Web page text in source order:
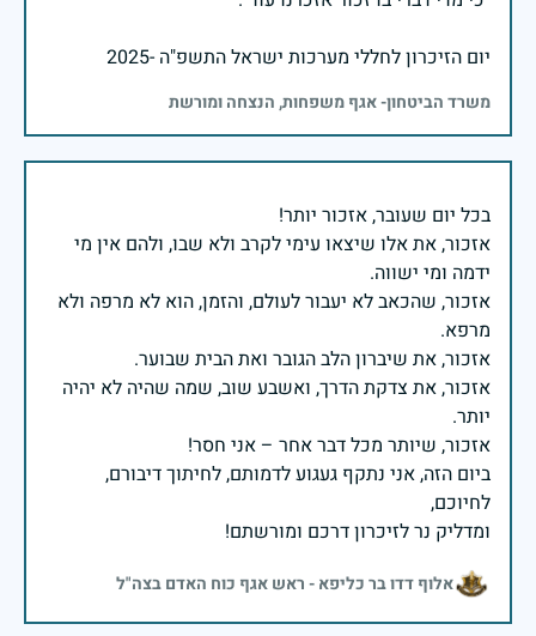
יום הזיכרון לחללי מערכות ישראל התשפ"ה -2025
משרד הביטחון- אגף משפחות, הנצחה ומורשת
אזכור, את אלו שיצאו עימי לקרב ולא שבו, ולהם אין מי
אזכור, שהכאב לא יעבור לעולם, והזמן, הוא לא מרפה ולא
אזכור, את צדקת הדרך, ואשבע שוב, שמה שהיה לא יהיה
ביום הזה, אני נתקף געגוע לדמותם, לחיתוך דיבורם,
ומדליק נר לזיכרון דרכם ומורשתם!
אלוף דדו בר כליפא - ראש אגף כוח האדם בצה"ל